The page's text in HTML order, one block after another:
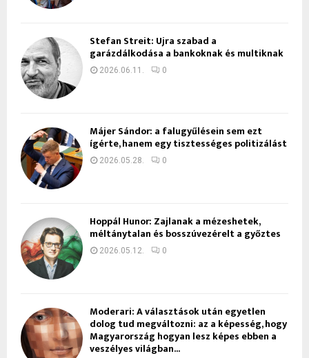
Stefan Streit: Újra szabad a
garázdálkodása a bankoknak és multiknak
2026.06.11. 0
Májer Sándor: a falugyűlésein sem ezt
ígérte, hanem egy tisztességes politizálást
2026.05.28. 0
Hoppál Hunor: Zajlanak a mézeshetek,
méltánytalan és bosszúvezérelt a győztes
2026.05.12. 0
Moderari: A választások után egyetlen
dolog tud megváltozni: az a képesség, hogy
Magyarország hogyan lesz képes ebben a
veszélyes világban...